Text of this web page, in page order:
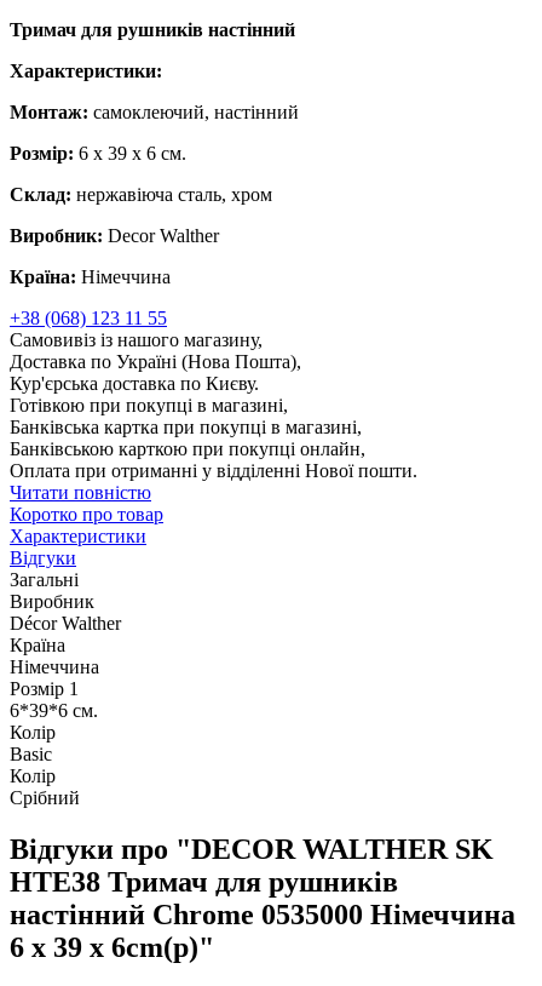
Тримач для рушників настінний
Характеристики:
Монтаж: самоклеючий, настінний
Розмір: 6 x 39 x 6 cм.
Склад: нержавіюча сталь, хром
Виробник: Decor Walther
Країна: Німеччина
+38 (068) 123 11 55
Самовивіз із нашого магазину,
Доставка по Україні (Нова Пошта),
Кур'єрська доставка по Києву.
Готівкою при покупці в магазині,
Банківська картка при покупці в магазині,
Банківською карткою при покупці онлайн,
Оплата при отриманні у відділенні Нової пошти.
Читати повністю
Коротко про товар
Характеристики
Відгуки
Загальні
Виробник
Décor Walther
Країна
Німеччина
Розмір 1
6*39*6 см.
Колір
Basic
Колір
Срібний
Відгуки про "DECOR WALTHER SK
HTE38 Тримач для рушників
настінний Chrome 0535000 Німеччина
6 x 39 x 6cm(р)"